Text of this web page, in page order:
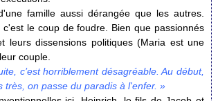
famille aussi dérangée que les autres.
le coup de foudre. Bien que passionnés
leurs dissensions politiques (Maria est une
couple.
c’est horriblement désagréable. Au début,
très, on passe du paradis à l'enfer. »